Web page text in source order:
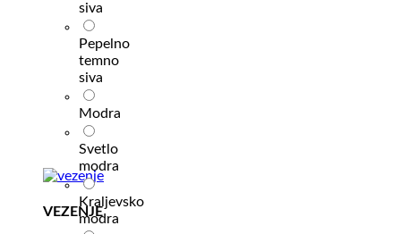
VEZENJE
siva
Pepelno
temno
siva
Modra
Svetlo
modra
Kraljevsko
modra